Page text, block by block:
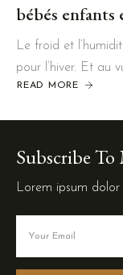
bébés enfants
Le froid et
pour l’hiver. Et au
READ MORE
Subscribe
Lorem ipsum